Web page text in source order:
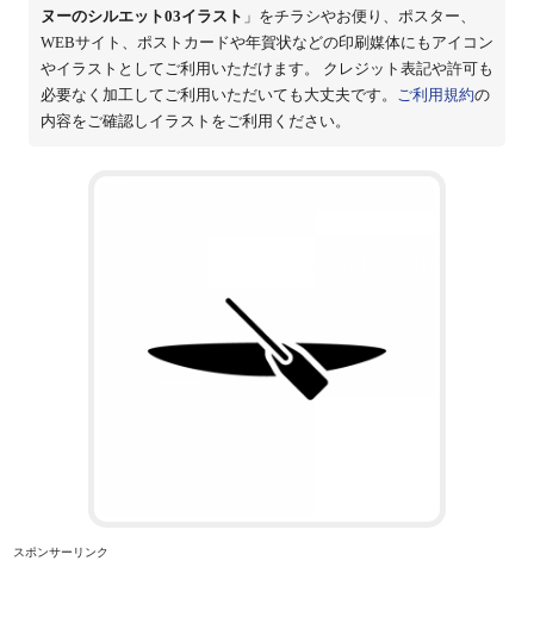
ヌーのシルエット03イラスト 」をチラシやお便り、ポスター、
WEBサイト、ポストカードや年賀状などの印刷媒体にもアイコン
やイラストとしてご利用いただけます。 クレジット表記や許可も
必要なく加工してご利用いただいても大丈夫です。 ご利用規約の
内容をご確認しイラストをご利用ください。
スポンサーリンク